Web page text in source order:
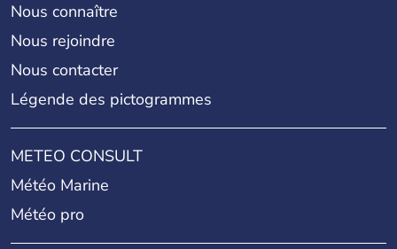
Nous connaître
Nous rejoindre
Nous contacter
Légende des pictogrammes
METEO CONSULT
Météo Marine
Météo pro